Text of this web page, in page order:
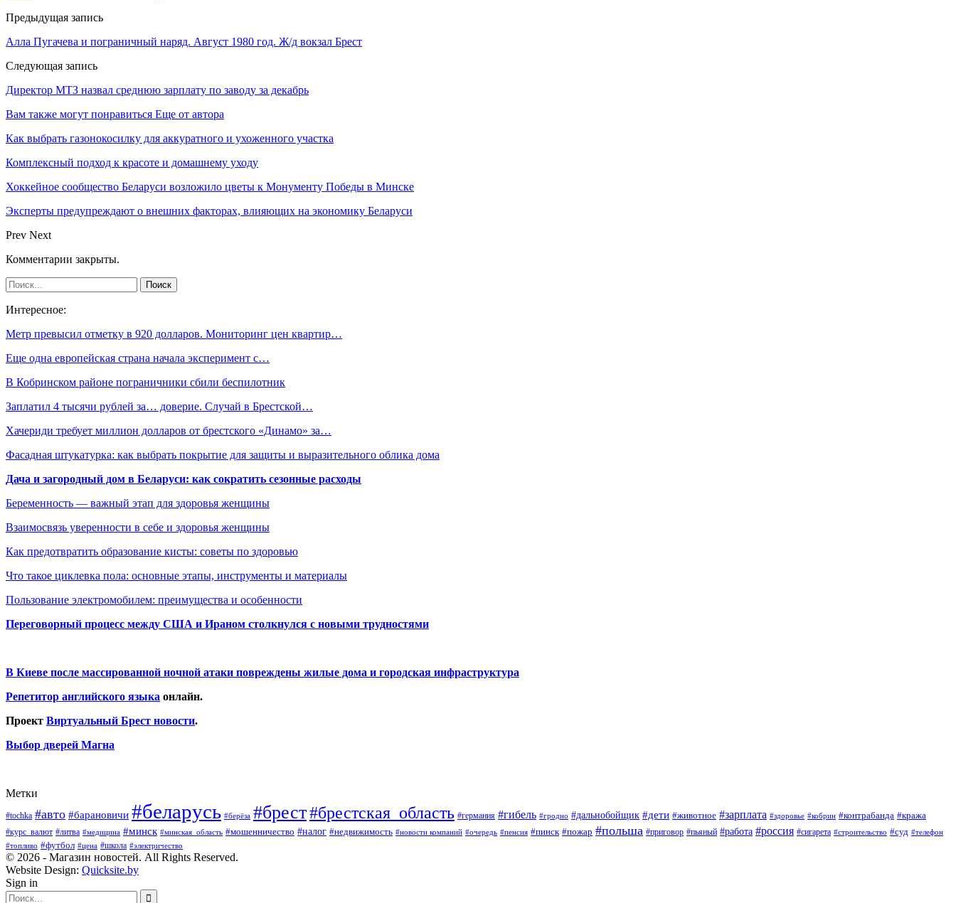
Предыдущая запись
Алла Пугачева и пограничный наряд. Август 1980 год. Ж/д вокзал Брест
Следующая запись
Директор МТЗ назвал среднюю зарплату по заводу за декабрь
Вам также могут понравиться Еще от автора
Как выбрать газонокосилку для аккуратного и ухоженного участка
Комплексный подход к красоте и домашнему уходу
Хоккейное сообщество Беларуси возложило цветы к Монументу Победы в Минске
Эксперты предупреждают о внешних факторах, влияющих на экономику Беларуси
Prev Next
Комментарии закрыты.
Интересное:
Метр превысил отметку в 920 долларов. Мониторинг цен квартир…
Еще одна европейская страна начала эксперимент с…
В Кобринском районе пограничники сбили беспилотник
Заплатил 4 тысячи рублей за… доверие. Случай в Брестской…
Хачериди требует миллион долларов от брестского «Динамо» за…
Фасадная штукатурка: как выбрать покрытие для защиты и выразительного облика дома
Дача и загородный дом в Беларуси: как сократить сезонные расходы
Беременность — важный этап для здоровья женщины
Взаимосвязь уверенности в себе и здоровья женщины
Как предотвратить образование кисты: советы по здоровью
Что такое циклевка пола: основные этапы, инструменты и материалы
Пользование электромобилем: преимущества и особенности
Переговорный процесс между США и Ираном столкнулся с новыми трудностями
В Киеве после массированной ночной атаки повреждены жилые дома и городская инфраструктура
Репетитор английского языка онлайн.
Проект Виртуальный Брест новости.
Выбор дверей Магна
Метки
#tochka #авто #барановичи #беларусь #берёза #брест#брестская_область #германия #гибель #гродно #дальнобойщик #дети #животное #зарплата #здоровье #кобрин #контрабанда #кража
#курс_валют #литва #медицина #минск #минская_область #мошенничество #налог #недвижимость #новости компаний #очередь #пенсия #пинск #пожар #польша #приговор #пьяный #работа #россия #сигарета #строительство #суд #телефон
#топливо #футбол #цена #школа #электричество
© 2026 - Магазин новостей. All Rights Reserved.
Website Design: Quicksite.by
Sign in